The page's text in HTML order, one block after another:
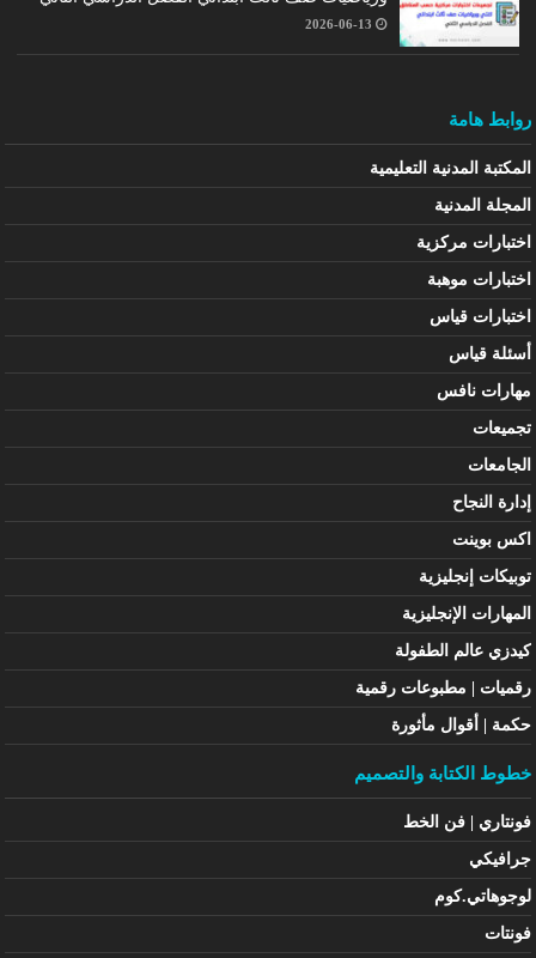
2026-06-13
روابط هامة
المكتبة المدنية التعليمية
المجلة المدنية
اختبارات مركزية
اختبارات موهبة
اختبارات قياس
أسئلة قياس
مهارات نافس
تجميعات
الجامعات
إدارة النجاح
اكس بوينت
توبيكات إنجليزية
المهارات الإنجليزية
كيدزي عالم الطفولة
رقميات | مطبوعات رقمية
حكمة | أقوال مأثورة
خطوط الكتابة والتصميم
فونتاري | فن الخط
جرافيكي
لوجوهاتي.كوم
فونتات